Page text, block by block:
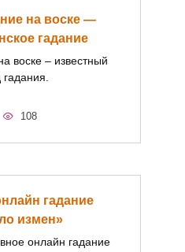
на воске —
гадание
воске – известный
гадания.
108
гадание
измен»
онлайн гадание